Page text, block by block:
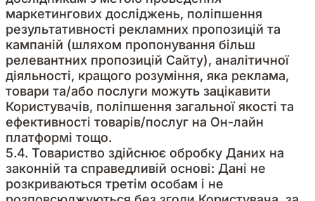
маркетингових досліджень, поліпшення
результативності рекламних пропозицій та
кампаній (шляхом пропонування більш
релевантних пропозицій Сайту), аналітичної
діяльності, кращого розуміння, яка реклама,
товари та/або послуги можуть зацікавити
Користувачів, поліпшення загальної якості та
ефективності товарів/послуг на Он-лайн
платформі тощо.
5.4. Товариство здійснює обробку Даних на
законній та справедливій основі: Дані не
розкриваються третім особам і не